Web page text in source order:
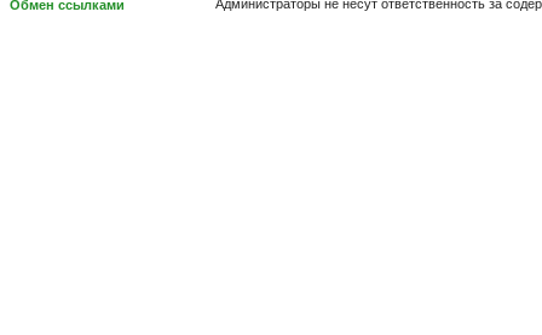
Администраторы не несут ответственность за
Обмен ссылками